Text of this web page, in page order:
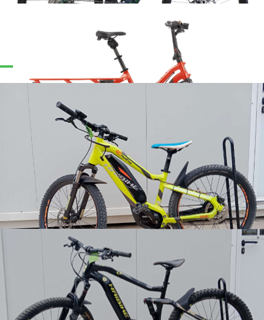
Ghost - R-Riot En Universal
Cargo Bike